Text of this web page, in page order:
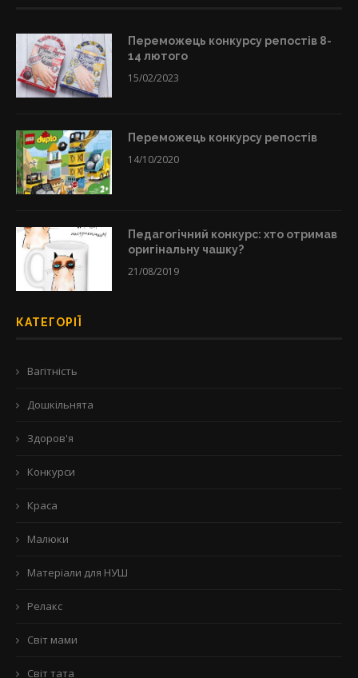
Переможець конкурсу репостів 8-
14 лютого
15/02/2023
Переможець конкурсу репостів
14/10/2020
Педагогічний конкурс: хто отримав
оригінальну чашку?
21/08/2019
КАТЕГОРІЇ
Вагітність
Дошкільнята
Здоров'я
Конкурси
Краса
Малюки
Матеріали для НУШ
Релакс
Світ мами
Світ тата